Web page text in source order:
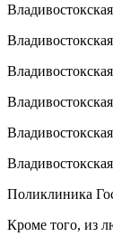
Поликлиника
Кроме того, из